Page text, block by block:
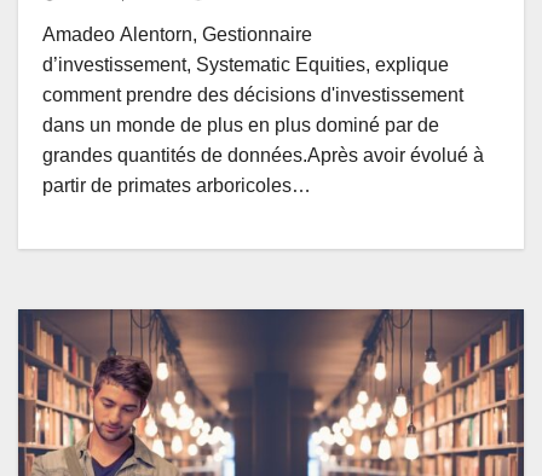
Amadeo Alentorn, Gestionnaire
d’investissement, Systematic Equities, explique
comment prendre des décisions d'investissement
dans un monde de plus en plus dominé par de
grandes quantités de données.Après avoir évolué à
partir de primates arboricoles…